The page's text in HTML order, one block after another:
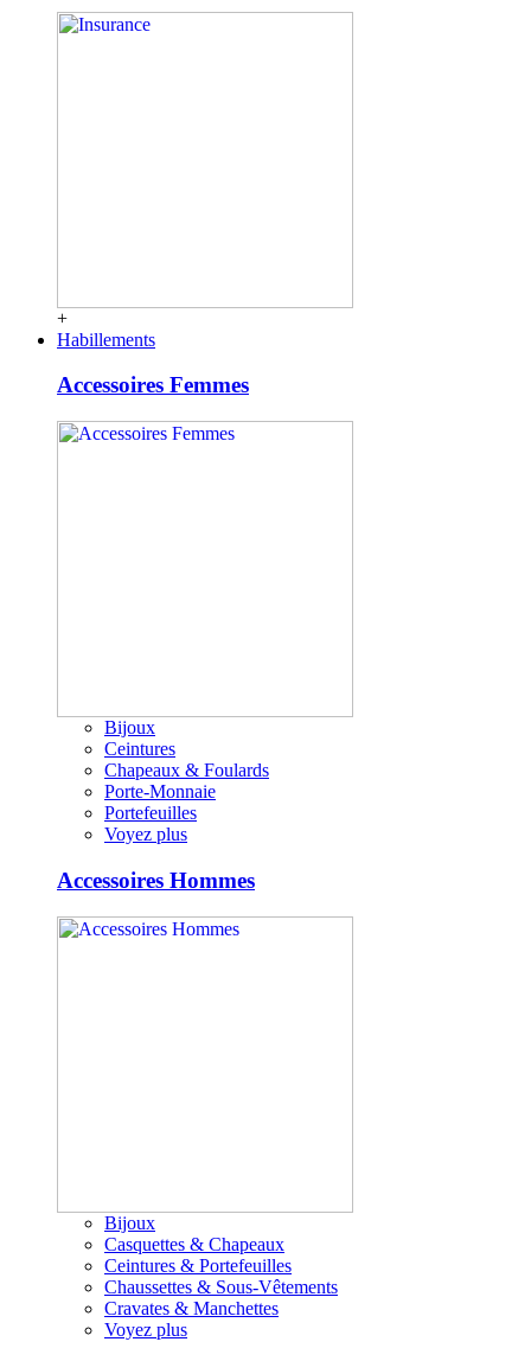
+
Habillements
Accessoires Femmes
Bijoux
Ceintures
Chapeaux & Foulards
Porte-Monnaie
Portefeuilles
Voyez plus
Accessoires Hommes
Bijoux
Casquettes & Chapeaux
Ceintures & Portefeuilles
Chaussettes & Sous-Vêtements
Cravates & Manchettes
Voyez plus